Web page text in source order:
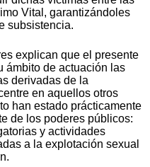
Vital, garantizándoles
subsistencia.
explican que el presente
ámbito de actuación las
derivadas de la
en aquellos otros
han estado prácticamente
de los poderes públicos:
y actividades
a la explotación sexual